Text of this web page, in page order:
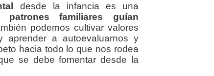
desde la infancia es una
patrones familiares guían
podemos cultivar valores
aprender a autoevaluarnos y
hacia todo lo que nos rodea
se debe fomentar desde la